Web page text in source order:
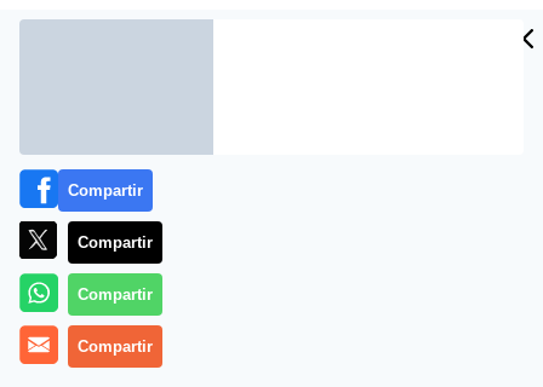
El asturiano David Villa es duda en el Barcelona para el
partido de Liga del próximo sábado en Granada tras
Compartir
Compartir
Compartir
Compartir